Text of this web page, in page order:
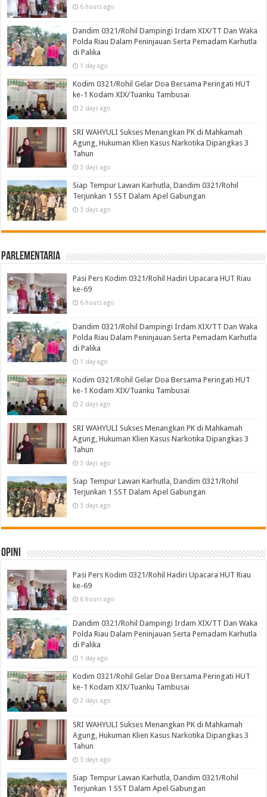
6 hours ago
Dandim 0321/Rohil Dampingi Irdam XIX/TT Dan Waka
Polda Riau Dalam Peninjauan Serta Pemadam Karhutla
di Palika
1 day ago
Kodim 0321/Rohil Gelar Doa Bersama Peringati HUT
ke-1 Kodam XIX/Tuanku Tambusai
2 days ago
SRI WAHYULI Sukses Menangkan PK di Mahkamah
Agung, Hukuman Klien Kasus Narkotika Dipangkas 3
Tahun
3 days ago
Siap Tempur Lawan Karhutla, Dandim 0321/Rohil
Terjunkan 1 SST Dalam Apel Gabungan
3 days ago
Parlementaria
Pasi Pers Kodim 0321/Rohil Hadiri Upacara HUT Riau
ke-69
6 hours ago
Dandim 0321/Rohil Dampingi Irdam XIX/TT Dan Waka
Polda Riau Dalam Peninjauan Serta Pemadam Karhutla
di Palika
1 day ago
Kodim 0321/Rohil Gelar Doa Bersama Peringati HUT
ke-1 Kodam XIX/Tuanku Tambusai
2 days ago
SRI WAHYULI Sukses Menangkan PK di Mahkamah
Agung, Hukuman Klien Kasus Narkotika Dipangkas 3
Tahun
3 days ago
Siap Tempur Lawan Karhutla, Dandim 0321/Rohil
Terjunkan 1 SST Dalam Apel Gabungan
3 days ago
Opini
Pasi Pers Kodim 0321/Rohil Hadiri Upacara HUT Riau
ke-69
6 hours ago
Dandim 0321/Rohil Dampingi Irdam XIX/TT Dan Waka
Polda Riau Dalam Peninjauan Serta Pemadam Karhutla
di Palika
1 day ago
Kodim 0321/Rohil Gelar Doa Bersama Peringati HUT
ke-1 Kodam XIX/Tuanku Tambusai
2 days ago
SRI WAHYULI Sukses Menangkan PK di Mahkamah
Agung, Hukuman Klien Kasus Narkotika Dipangkas 3
Tahun
3 days ago
Siap Tempur Lawan Karhutla, Dandim 0321/Rohil
Terjunkan 1 SST Dalam Apel Gabungan